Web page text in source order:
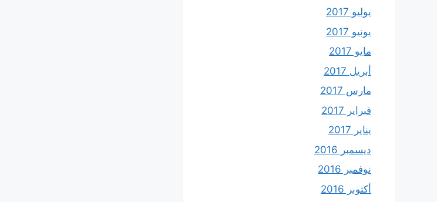
يوليو 2017
يونيو 2017
مايو 2017
أبريل 2017
مارس 2017
فبراير 2017
يناير 2017
ديسمبر 2016
نوفمبر 2016
أكتوبر 2016